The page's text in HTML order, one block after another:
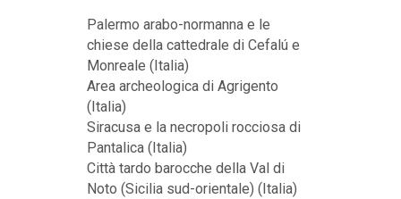
Palermo arabo-normanna e le
chiese della cattedrale di Cefalú e
Monreale (Italia)
Area archeologica di Agrigento
(Italia)
Siracusa e la necropoli rocciosa di
Pantalica (Italia)
Città tardo barocche della Val di
Noto (Sicilia sud-orientale) (Italia)